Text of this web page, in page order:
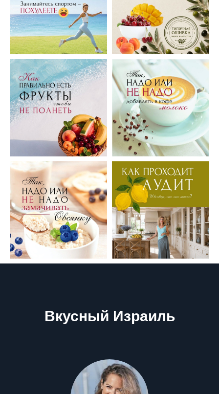
Вкусный Израиль